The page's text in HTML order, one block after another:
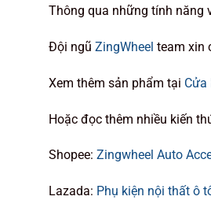
Thông qua những tính năng
Đội ngũ ZingWheel team xin
Xem thêm sản phẩm tại Cửa
Hoặc đọc thêm nhiều kiến
Shopee: Zingwheel Auto
Lazada: Phụ kiện nội thất ô